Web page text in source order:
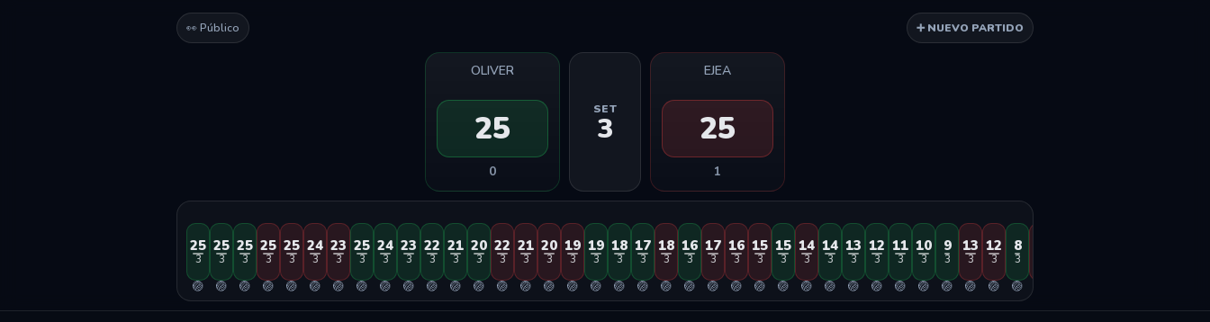
👀 Público ➕ NUEVO PARTIDO
OLIVER
25
0
SET
3
EJEA
25
1
25
3
🏐
25
3
🏐
25
3
🏐
25
3
🏐
25
3
🏐
24
3
🏐
23
3
🏐
25
3
🏐
24
3
🏐
23
3
🏐
22
3
🏐
21
3
🏐
20
3
🏐
22
3
🏐
21
3
🏐
20
3
🏐
19
3
🏐
19
3
🏐
18
3
🏐
17
3
🏐
18
3
🏐
16
3
🏐
17
3
🏐
16
3
🏐
15
3
🏐
15
3
🏐
14
3
🏐
14
3
🏐
13
3
🏐
12
3
🏐
11
3
🏐
10
3
🏐
9
3
🏐
13
3
🏐
12
3
🏐
8
3
🏐